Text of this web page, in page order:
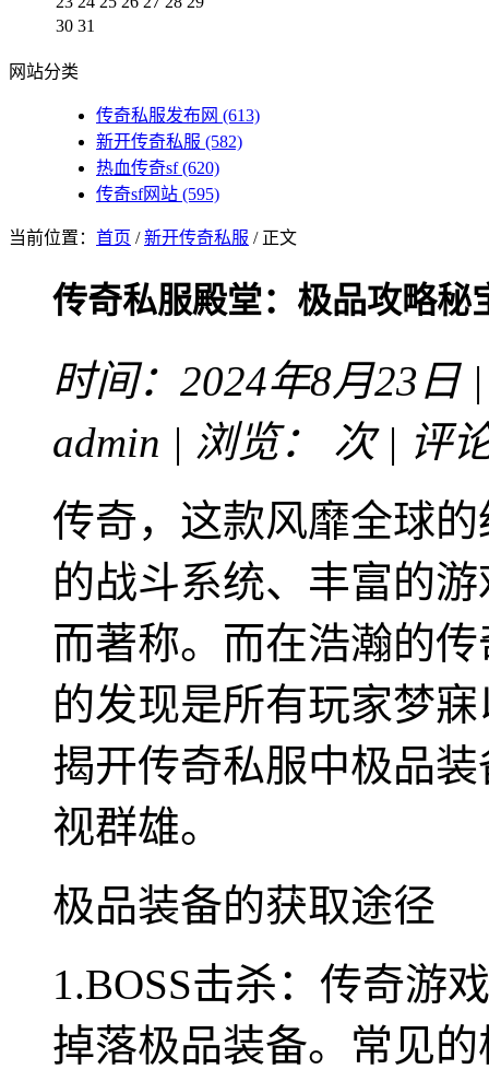
30 31
网站分类
传奇私服发布网 (613)
新开传奇私服 (582)
热血传奇sf(620)
传奇sf网站 (595)
当前位置： 首页 /新开传奇私服 / 正文
传奇私服殿堂：极品攻略秘
时间：2024年8月23日
admin | 浏览：
次 | 评
传奇，这款风靡全球
的战斗系统、丰富的
而著称。而在浩瀚的
的发现是所有玩家梦
揭开传奇私服中极品
视群雄。
极品装备的获取途径
1.BOSS击杀：传奇游
掉落极品装备。常见